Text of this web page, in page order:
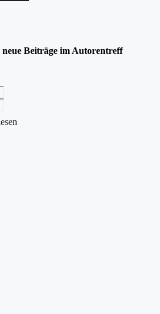
Beiträge im Autorentreff